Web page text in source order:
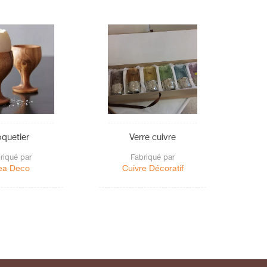
par
Deco
Verre cuivre
Fabriqué par
Cuivre Décoratif